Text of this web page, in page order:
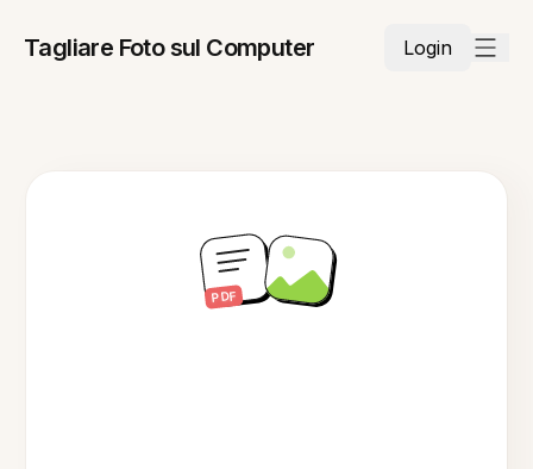
Tagliare Foto sul Computer Login